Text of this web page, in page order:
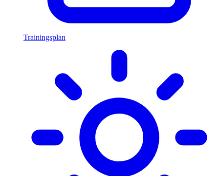
Trainingsplan